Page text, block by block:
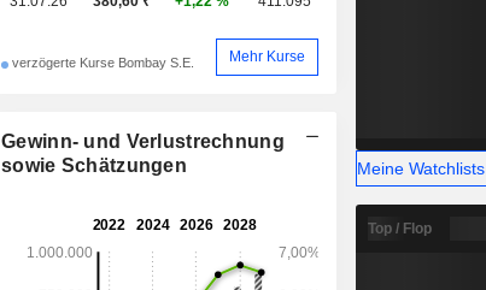
verzögerte Kurse Bombay S.E. Mehr Kurse
Gewinn- und Verlustrechnung
sowie Schätzungen
Meine Watchlists
Top / Flop